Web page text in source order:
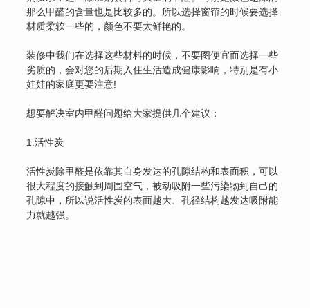
那么甲醛的含量也是比较多的。所以选择窗帘的时候要选择
材质柔软一些的，颜色不要太鲜艳的。
装修中我们在选择这些材料的时候，不要图便宜而选择一些
劣质的，会对您的后期入住生活造成健康影响，特别是有小
娃娃的家庭更要注意!
想要解决室内甲醛问题给大家提供几个建议：
1.活性炭
活性炭除甲醛是依靠其自身发达的孔隙结构和表面积，可以
很大程度的接触到周围空气，被动吸附一些污染物到自己的
孔隙中，所以说活性炭的表面越大、孔径结构越发达吸附能
力就越强。